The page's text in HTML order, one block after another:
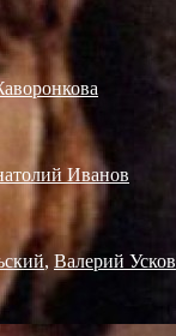
Иванов
, Валерий Усков